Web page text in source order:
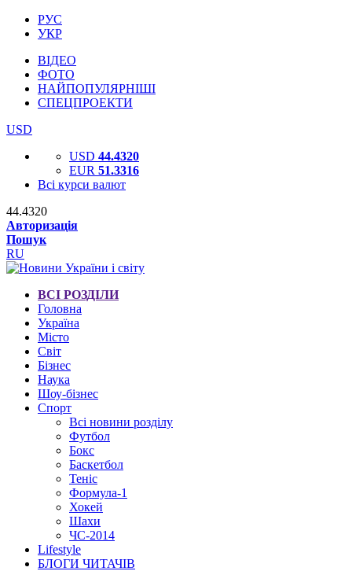
РУС
УКР
ВІДЕО
ФОТО
НАЙПОПУЛЯРНІШІ
СПЕЦПРОЕКТИ
USD
USD 44.4320
EUR 51.3316
Всі курси валют
44.4320
Авторизація
Пошук
RU
ВСІ РОЗДІЛИ
Головна
Україна
Місто
Світ
Бізнес
Наука
Шоу-бізнес
Спорт
Всі новини розділу
Футбол
Бокс
Баскетбол
Теніс
Формула-1
Хокей
Шахи
ЧС-2014
Lifestyle
БЛОГИ ЧИТАЧІВ